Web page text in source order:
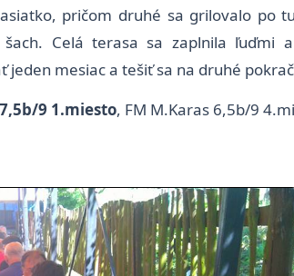
pričom druhé sa grilovalo po
šach. Celá terasa sa zaplnila
jeden mesiac a tešiť sa na druhé
9 1.miesto, FM M.Karas 6,5b/9